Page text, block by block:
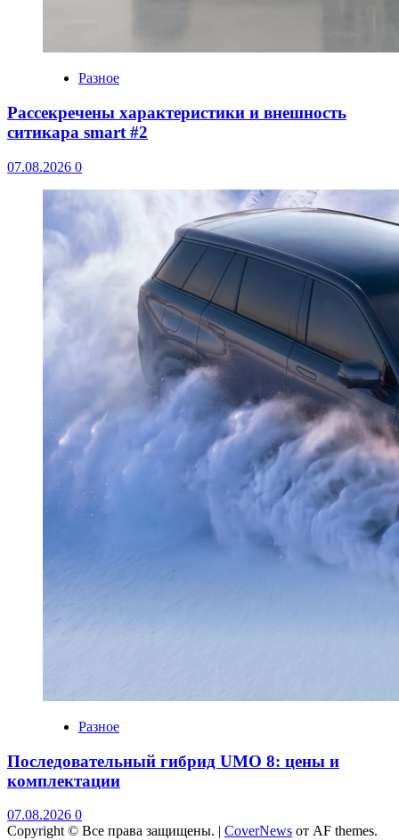
Разное
Рассекречены характеристики и внешность
ситикара smart #2
07.08.2026 0
Разное
Последовательный гибрид UMO 8: цены и
комплектации
07.08.2026 0
Copyright © Все права защищены. | CoverNews от AF themes.